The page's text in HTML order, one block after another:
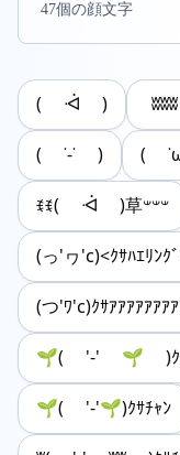
47個の顔文字
( ᐙ ) ʬʬʬ
( ˙-˙ ) (
ꉂꉂ( ᐙ )草𐤔𐤔𐤔
(っ'ヮ'c)<ｸｻﾊｴﾘﾝｸ
(つ'ﾜ'c)ｸｻｱｱｱｱｱｱｱ
🌱( '-' 🌱 )ｸｻ
‪🌱( '-'‪🌱)ｸｻﾁｬﾝ